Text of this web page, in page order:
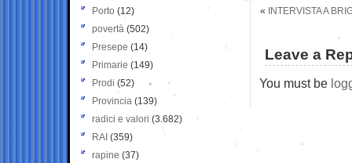
« INTERVISTA A
Leave a
You must be
Porto (12)
povertà (502)
Presepe (14)
Primarie (149)
Prodi (52)
Provincia (139)
radici e valori (3.682)
RAI (359)
rapine (37)